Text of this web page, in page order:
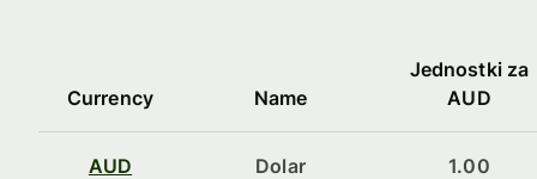
Currency Name
Jednostki za
AUD
AUD
Dolar
1.00